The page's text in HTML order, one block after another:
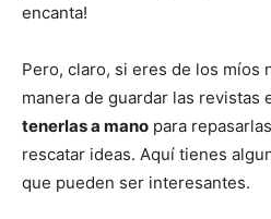
encanta!
Pero, claro, si eres de los míos
manera de guardar las revistas
tenerlas a mano para
rescatar ideas. Aquí tienes
que pueden ser interesantes.